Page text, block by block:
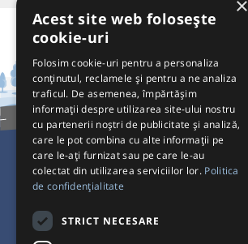
Pentru Călători
Pentru Transportatori
×
Acest site web folosește
cookie-uri
Folosim cookie-uri pentru a personaliza
conținutul, reclamele și pentru a ne analiza
traficul. De asemenea, împărtășim
informații despre utilizarea site-ului nostru
cu partenerii noștri de publicitate și analiză,
care le pot combina cu alte informații pe
care le-ați furnizat sau pe care le-au
colectat din utilizarea serviciilor lor. Politica
de confidențialitate
STRICT NECESARE